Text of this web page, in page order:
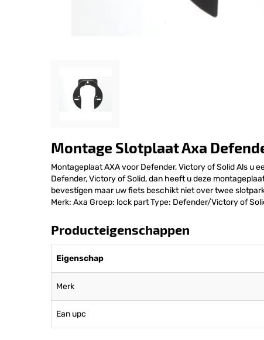
Montage Slotplaat Axa
Montageplaat AXA voor Defender, Victory of Solid Als u
Defender, Victory of Solid, dan heeft u deze
bevestigen maar uw fiets beschikt niet over twee
Merk: Axa Groep: lock part Type: Defender/Victory of
Producteigenschappen
Eigenschap
Merk
Ean upc